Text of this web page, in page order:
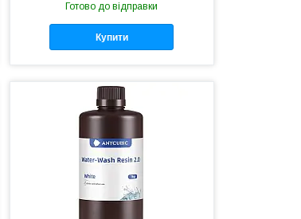
Готово до відправки
Купити